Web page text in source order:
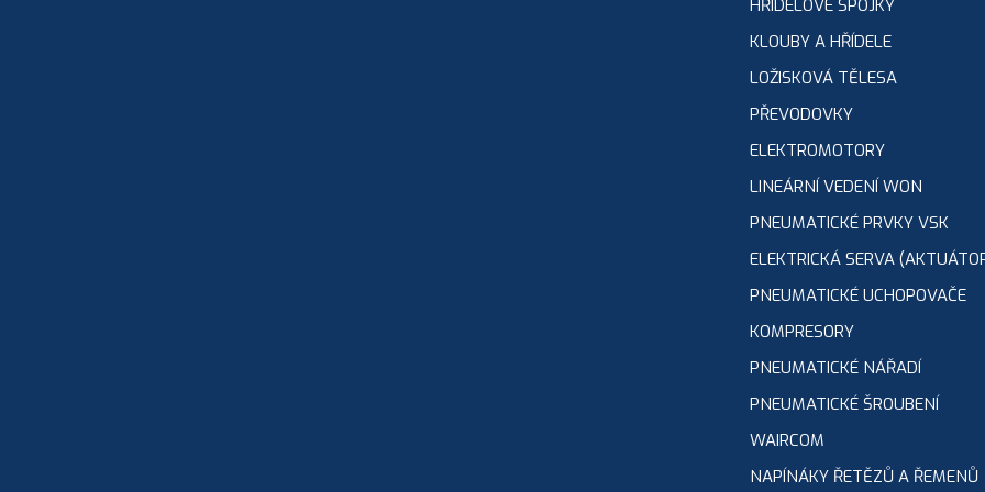
HŘÍDELOVÉ SPOJKY
KLOUBY A HŘÍDELE
LOŽISKOVÁ TĚLESA
PŘEVODOVKY
ELEKTROMOTORY
LINEÁRNÍ VEDENÍ WON
PNEUMATICKÉ PRVKY VSK
ELEKTRICKÁ SERVA
PNEUMATICKÉ UCHOPOVAČE
KOMPRESORY
PNEUMATICKÉ NÁŘADÍ
PNEUMATICKÉ ŠROUBENÍ
WAIRCOM
NAPÍNÁKY ŘETĚZŮ A ŘEMENŮ